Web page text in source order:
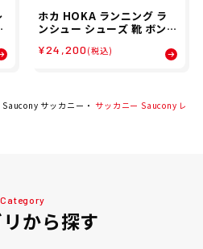
ホカ HOKA ランニング ラ
ンシュー シューズ 靴 ボンダ
1162014-BBLC レディー
¥24,200 (税込)
Saucony サッカニー サッカニー Saucony レデ
Category
から探す